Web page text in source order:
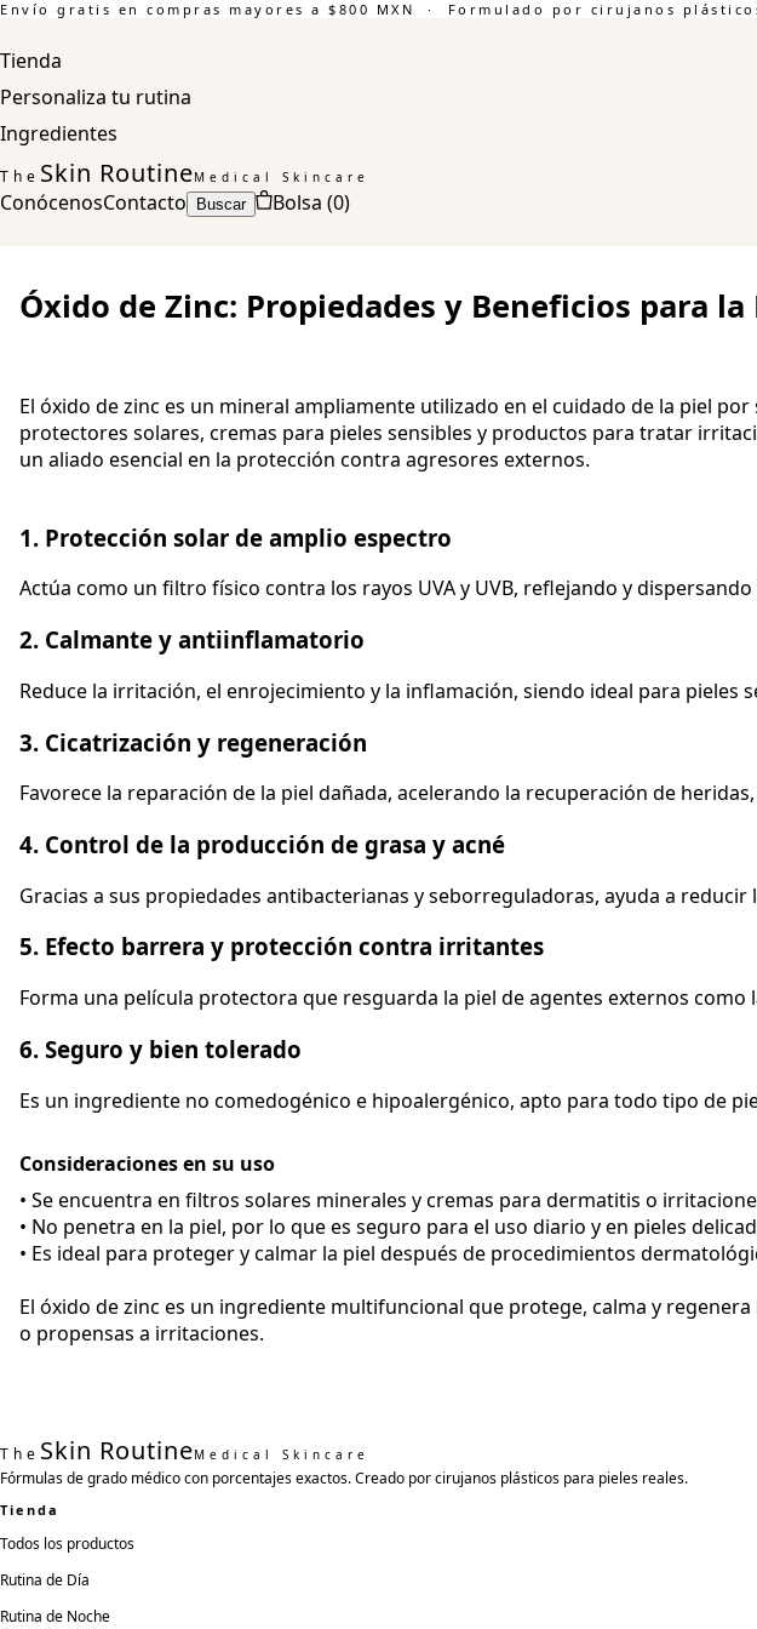
Envío gratis en compras mayores a $800 MXN · Formulado por cirujanos
Tienda
Personaliza tu rutina
Ingredientes
The Skin RoutineMedical Skincare
ConócenosContacto Buscar Bolsa (0)
Óxido de Zinc: Propiedades y Beneficios para la
El óxido de zinc es un mineral ampliamente utilizado en el cuidado de la piel
protectores solares, cremas para pieles sensibles y productos para tratar
un aliado esencial en la protección contra agresores externos.
1. Protección solar de amplio espectro
Actúa como un filtro físico contra los rayos UVA y UVB, reflejando y
2. Calmante y antiinflamatorio
Reduce la irritación, el enrojecimiento y la inflamación, siendo ideal para pieles
3. Cicatrización y regeneración
Favorece la reparación de la piel dañada, acelerando la recuperación de
4. Control de la producción de grasa y acné
Gracias a sus propiedades antibacterianas y seborreguladoras, ayuda a
5. Efecto barrera y protección contra irritantes
Forma una película protectora que resguarda la piel de agentes externos
6. Seguro y bien tolerado
Es un ingrediente no comedogénico e hipoalergénico, apto para todo tipo de
Consideraciones en su uso
• Se encuentra en filtros solares minerales y cremas para dermatitis o
• No penetra en la piel, por lo que es seguro para el uso diario y en pieles
• Es ideal para proteger y calmar la piel después de procedimientos
El óxido de zinc es un ingrediente multifuncional que protege, calma y
o propensas a irritaciones.
The Skin RoutineMedical Skincare
Fórmulas de grado médico con porcentajes exactos. Creado por cirujanos plásticos para pieles reales.
Tienda
Todos los productos
Rutina de Día
Rutina de Noche